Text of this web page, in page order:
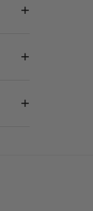
+
+
+